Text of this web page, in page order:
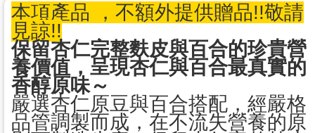
本項產品 ，不額外提供贈品!!敬請
見諒!!
保留杏仁完整麩皮與百合的珍貴營
養價值，呈現杏仁與百合最真實的
香醇原味～
嚴選杏仁原豆與百合搭配，經嚴格
品管調製而成，在不流失營養的原